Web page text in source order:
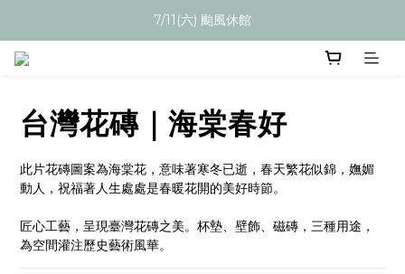
7/11(六) 颱風休館
台灣花磚｜海棠春好
此片花磚圖案為海棠花，意味著寒冬已逝，春天繁花似錦，嫵媚
動人，祝福著人生處處是春暖花開的美好時節。
匠心工藝，呈現臺灣花磚之美。杯墊、壁飾、磁磚，三種用途，
為空間灌注歷史藝術風華。